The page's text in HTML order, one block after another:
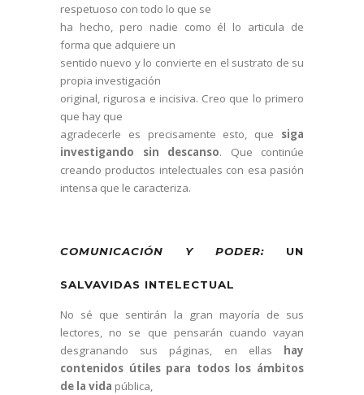
respetuoso con todo lo que se
ha hecho, pero nadie como él lo articula de
forma que adquiere un
sentido nuevo y lo convierte en el sustrato de su
propia investigación
original, rigurosa e incisiva. Creo que lo primero
que hay que
agradecerle es precisamente esto, que siga
investigando sin descanso. Que continúe
creando productos intelectuales con esa pasión
intensa que le caracteriza.
COMUNICACIÓN Y PODER: UN
SALVAVIDAS INTELECTUAL
No sé que sentirán la gran mayoría de sus
lectores, no se que pensarán cuando vayan
desgranando sus páginas, en ellas hay
contenidos útiles para todos los ámbitos
de la vida pública,